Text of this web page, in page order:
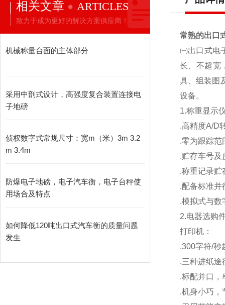
相关文章 ARTICLES
致力于成为更好的解决方案供应商！
机械称量台面的主体部分
采用中剖式设计，高强度复合装置连接电
子地磅
侦权数字式常规尺寸：宽m（米）3m 3.2
m 3.4m
防爆电子地磅，电子汽车衡，电子台秤使
用场合及特点
如何降低120吨出口式汽车衡的质量问题
发生
常熟的出口
㈠出口式电
长、不超宽
具、组装图
设备。
1.称重显示
.高精度A/D
.零为跟踪范
.贮存车号及
.称重记录贮
.配备标准并
.模拟式与数
2.电器选购
打印机：
.300字符/秒
.三种进纸途
.标配并口，
.机身小巧，